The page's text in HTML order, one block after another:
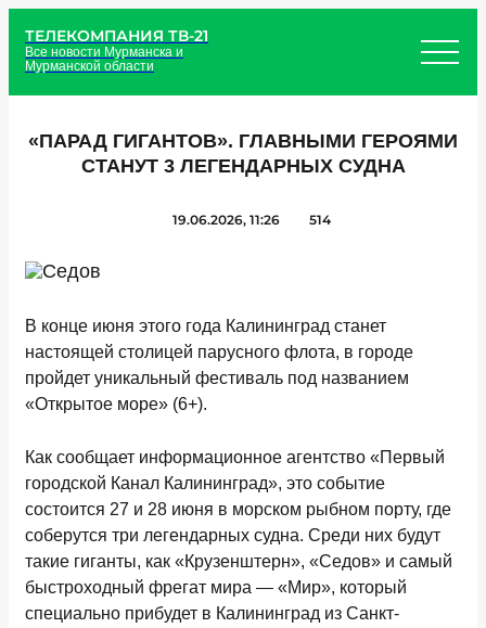
ТЕЛЕКОМПАНИЯ ТВ-21
Все новости Мурманска и
Мурманской области
«ПАРАД ГИГАНТОВ». ГЛАВНЫМИ ГЕРОЯМИ
СТАНУТ 3 ЛЕГЕНДАРНЫХ СУДНА
19.06.2026, 11:26 514
В конце июня этого года Калининград станет
настоящей столицей парусного флота, в городе
пройдет уникальный фестиваль под названием
«Открытое море» (6+).
Как сообщает информационное агентство «Первый
городской Канал Калининград», это событие
состоится 27 и 28 июня в морском рыбном порту, где
соберутся три легендарных судна. Среди них будут
такие гиганты, как «Крузенштерн», «Седов» и самый
быстроходный фрегат мира — «Мир», который
специально прибудет в Калининград из Санкт-